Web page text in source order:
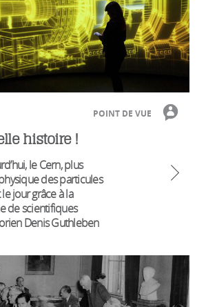
POINT DE VUE
histoire !
le Cern, plus
des particules
jour grâce à la
de scientifiques
Denis Guthleben